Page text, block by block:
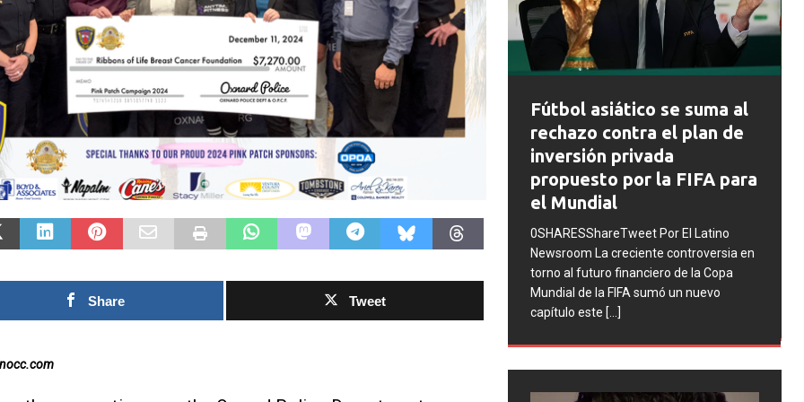
Share Tweet
Las Islas Malvinas y el
deporte: una historia de
identidad, memoria y
pasión nacional
0SHARESShareTweet Por El Latino
Newsroom El deporte ha sido, a lo largo
de la historia, mucho más que una
competencia entre equipos o atletas. En
[...]
Fútbol asiático se suma al
rechazo contra el plan de
inversión privada
propuesto por la FIFA para
el Mundial
0SHARESShareTweet Por El Latino
Newsroom La creciente controversia en
Mundial de la FIFA sumó un nuevo
FIFA abre expedientes
disciplinarios contra
Argentina tras los
incidentes en la final del
Mundial 2026
0SHARESShareTweet Por El Latino
Newsroom La FIFA inició una serie de
procesos disciplinarios contra la
Asociación del Fútbol Argentino (AFA),
cuatro integrantes de la selección